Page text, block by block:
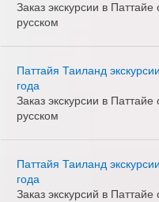
Заказ экскурсии в
русском
Паттайя Таиланд
года
Заказ экскурсии в
русском
Паттайя Таиланд
года
Заказ экскурсий в